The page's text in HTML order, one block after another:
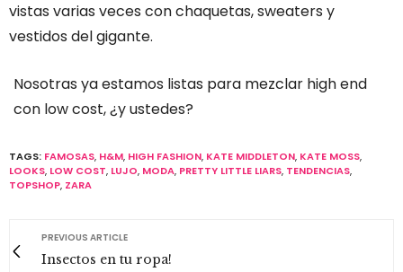
vistas varias veces con chaquetas, sweaters y
vestidos del gigante.
Nosotras ya estamos listas para mezclar high end
con low cost, ¿y ustedes?
TAGS: FAMOSAS, H&M, HIGH FASHION, KATE MIDDLETON, KATE MOSS,
LOOKS, LOW COST, LUJO, MODA, PRETTY LITTLE LIARS, TENDENCIAS,
TOPSHOP, ZARA
PREVIOUS ARTICLE
Insectos en tu ropa!